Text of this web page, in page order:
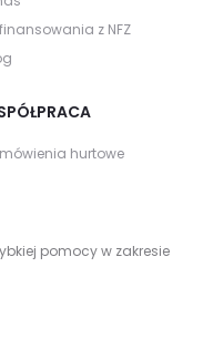
z NFZ
hurtowe
pomocy w zakresie